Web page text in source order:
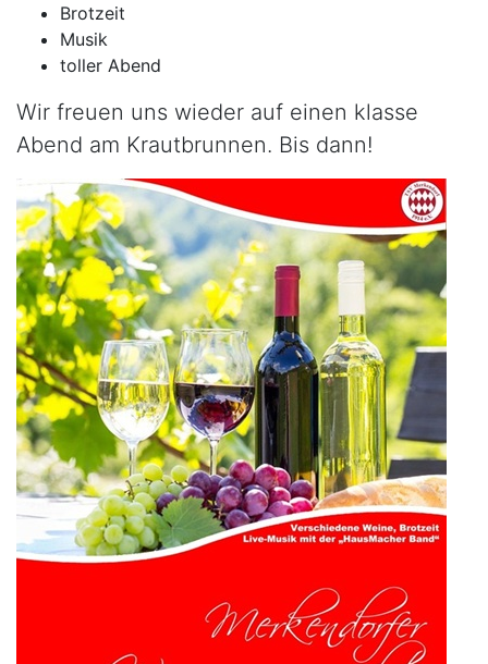
Brotzeit
Musik
toller Abend
Wir freuen uns wieder auf einen klasse
Abend am Krautbrunnen. Bis dann!